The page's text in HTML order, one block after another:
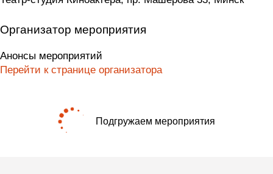
Организатор мероприятия
Анонсы мероприятий
Перейти к странице организатора
Подгружаем мероприятия